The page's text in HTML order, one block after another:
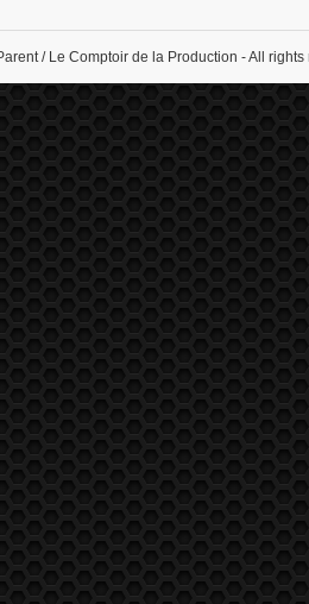
/ Le Comptoir de la Production - All rights